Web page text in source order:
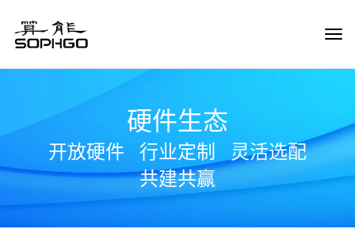
硬件生态
开放硬件 行业定制
灵活选配
共建共赢